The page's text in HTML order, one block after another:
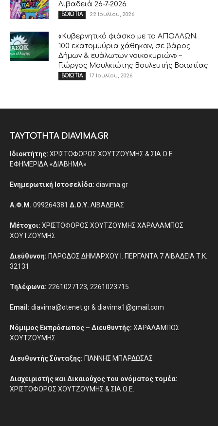
Λιβαδειά 26-7-2026
ΒΟΙΩΤΙΑ 22 Ιουλίου, 2026
«Κυβερνητικό φιάσκο με το ΑΠΟΛΛΩΝ.
100 εκατομμύρια χάθηκαν, σε βάρος
Δήμων & ευάλωτων νοικοκυριών» –
Γιώργος Μουλκιώτης Βουλευτής Βοιωτίας
ΒΟΙΩΤΙΑ 17 Ιουλίου, 2026
ΤΑΥΤΟΤΗΤΑ DIAVIMA.GR
Ιδιοκτήτης: ΧΡΙΣΤΟΦΟΡΟΣ ΧΟΥΤΖΟΥΜΗΣ & ΣΙΑ Ο.Ε.
ΕΦΗΜΕΡΙΔΑ «ΔΙΑΒΗΜΑ»
Ενημερωτική Ιστοσελίδα: diavima.gr
Α.Φ.Μ. 099264381 Δ.Ο.Υ. ΛΙΒΑΔΕΙΑΣ
Μέτοχοι: ΧΡΙΣΤΟΦΟΡΟΣ ΧΟΥΤΖΟΥΜΗΣ ΧΑΡΑΛΑΜΠΟΣ
ΧΟΥΤΖΟΥΜΗΣ
Διεύθυνση: ΠΑΡΟΔΟΣ ΔΗΜΑΡΧΟΥ Ι. ΠΕΡΓΑΝΤΑ 7 ΛΙΒΑΔΕΙΑ Τ.Κ.
32131
Τηλέφωνα: 2261027123, 2261023715
Email: diavima@otenet.gr & diavima1@gmail.com
Νόμιμος Εκπρόσωπος – Διευθυντής: ΧΑΡΑΛΑΜΠΟΣ
ΧΟΥΤΖΟΥΜΗΣ
Διευθυντής Σύνταξης: ΓΙΑΝΝΗΣ ΜΠΑΡΔΩΣΑΣ
Διαχειριστής και Δικαιούχος του ονόματος τομέα:
ΧΡΙΣΤΟΦΟΡΟΣ ΧΟΥΤΖΟΥΜΗΣ & ΣΙΑ Ο.Ε.